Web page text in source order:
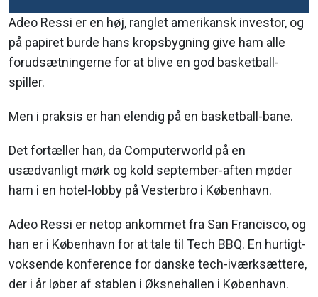
Adeo Ressi er en høj, ranglet amerikansk investor, og
på papiret burde hans kropsbygning give ham alle
forudsætningerne for at blive en god basketball-
spiller.
Men i praksis er han elendig på en basketball-bane.
Det fortæller han, da Computerworld på en
usædvanligt mørk og kold september-aften møder
ham i en hotel-lobby på Vesterbro i København.
Adeo Ressi er netop ankommet fra San Francisco, og
han er i København for at tale til Tech BBQ. En hurtigt-
voksende konference for danske tech-iværksættere,
der i år løber af stablen i Øksnehallen i København.